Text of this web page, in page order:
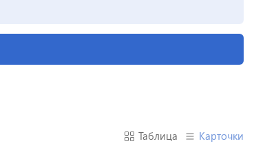
Таблица Карточки